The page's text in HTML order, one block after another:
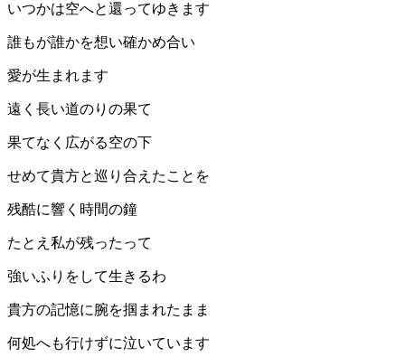
いつかは空へと還ってゆきます
誰もが誰かを想い確かめ合い
愛が生まれます
遠く長い道のりの果て
果てなく広がる空の下
せめて貴方と巡り合えたことを
残酷に響く時間の鐘
たとえ私が残ったって
強いふりをして生きるわ
貴方の記憶に腕を掴まれたまま
何処へも行けずに泣いています